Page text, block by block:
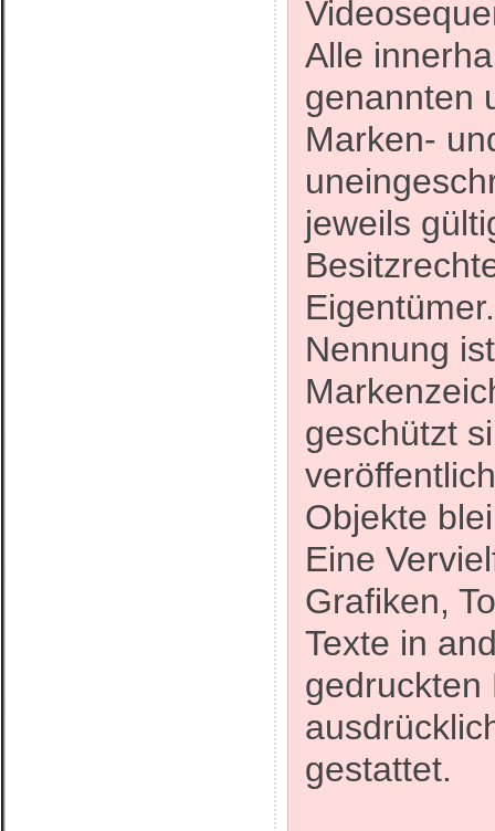
Alle
genannten
Marken-
jeweils
Nennung
geschützt
Objekte
Eine
Grafiken,
Texte in
gedruckten
gestattet.